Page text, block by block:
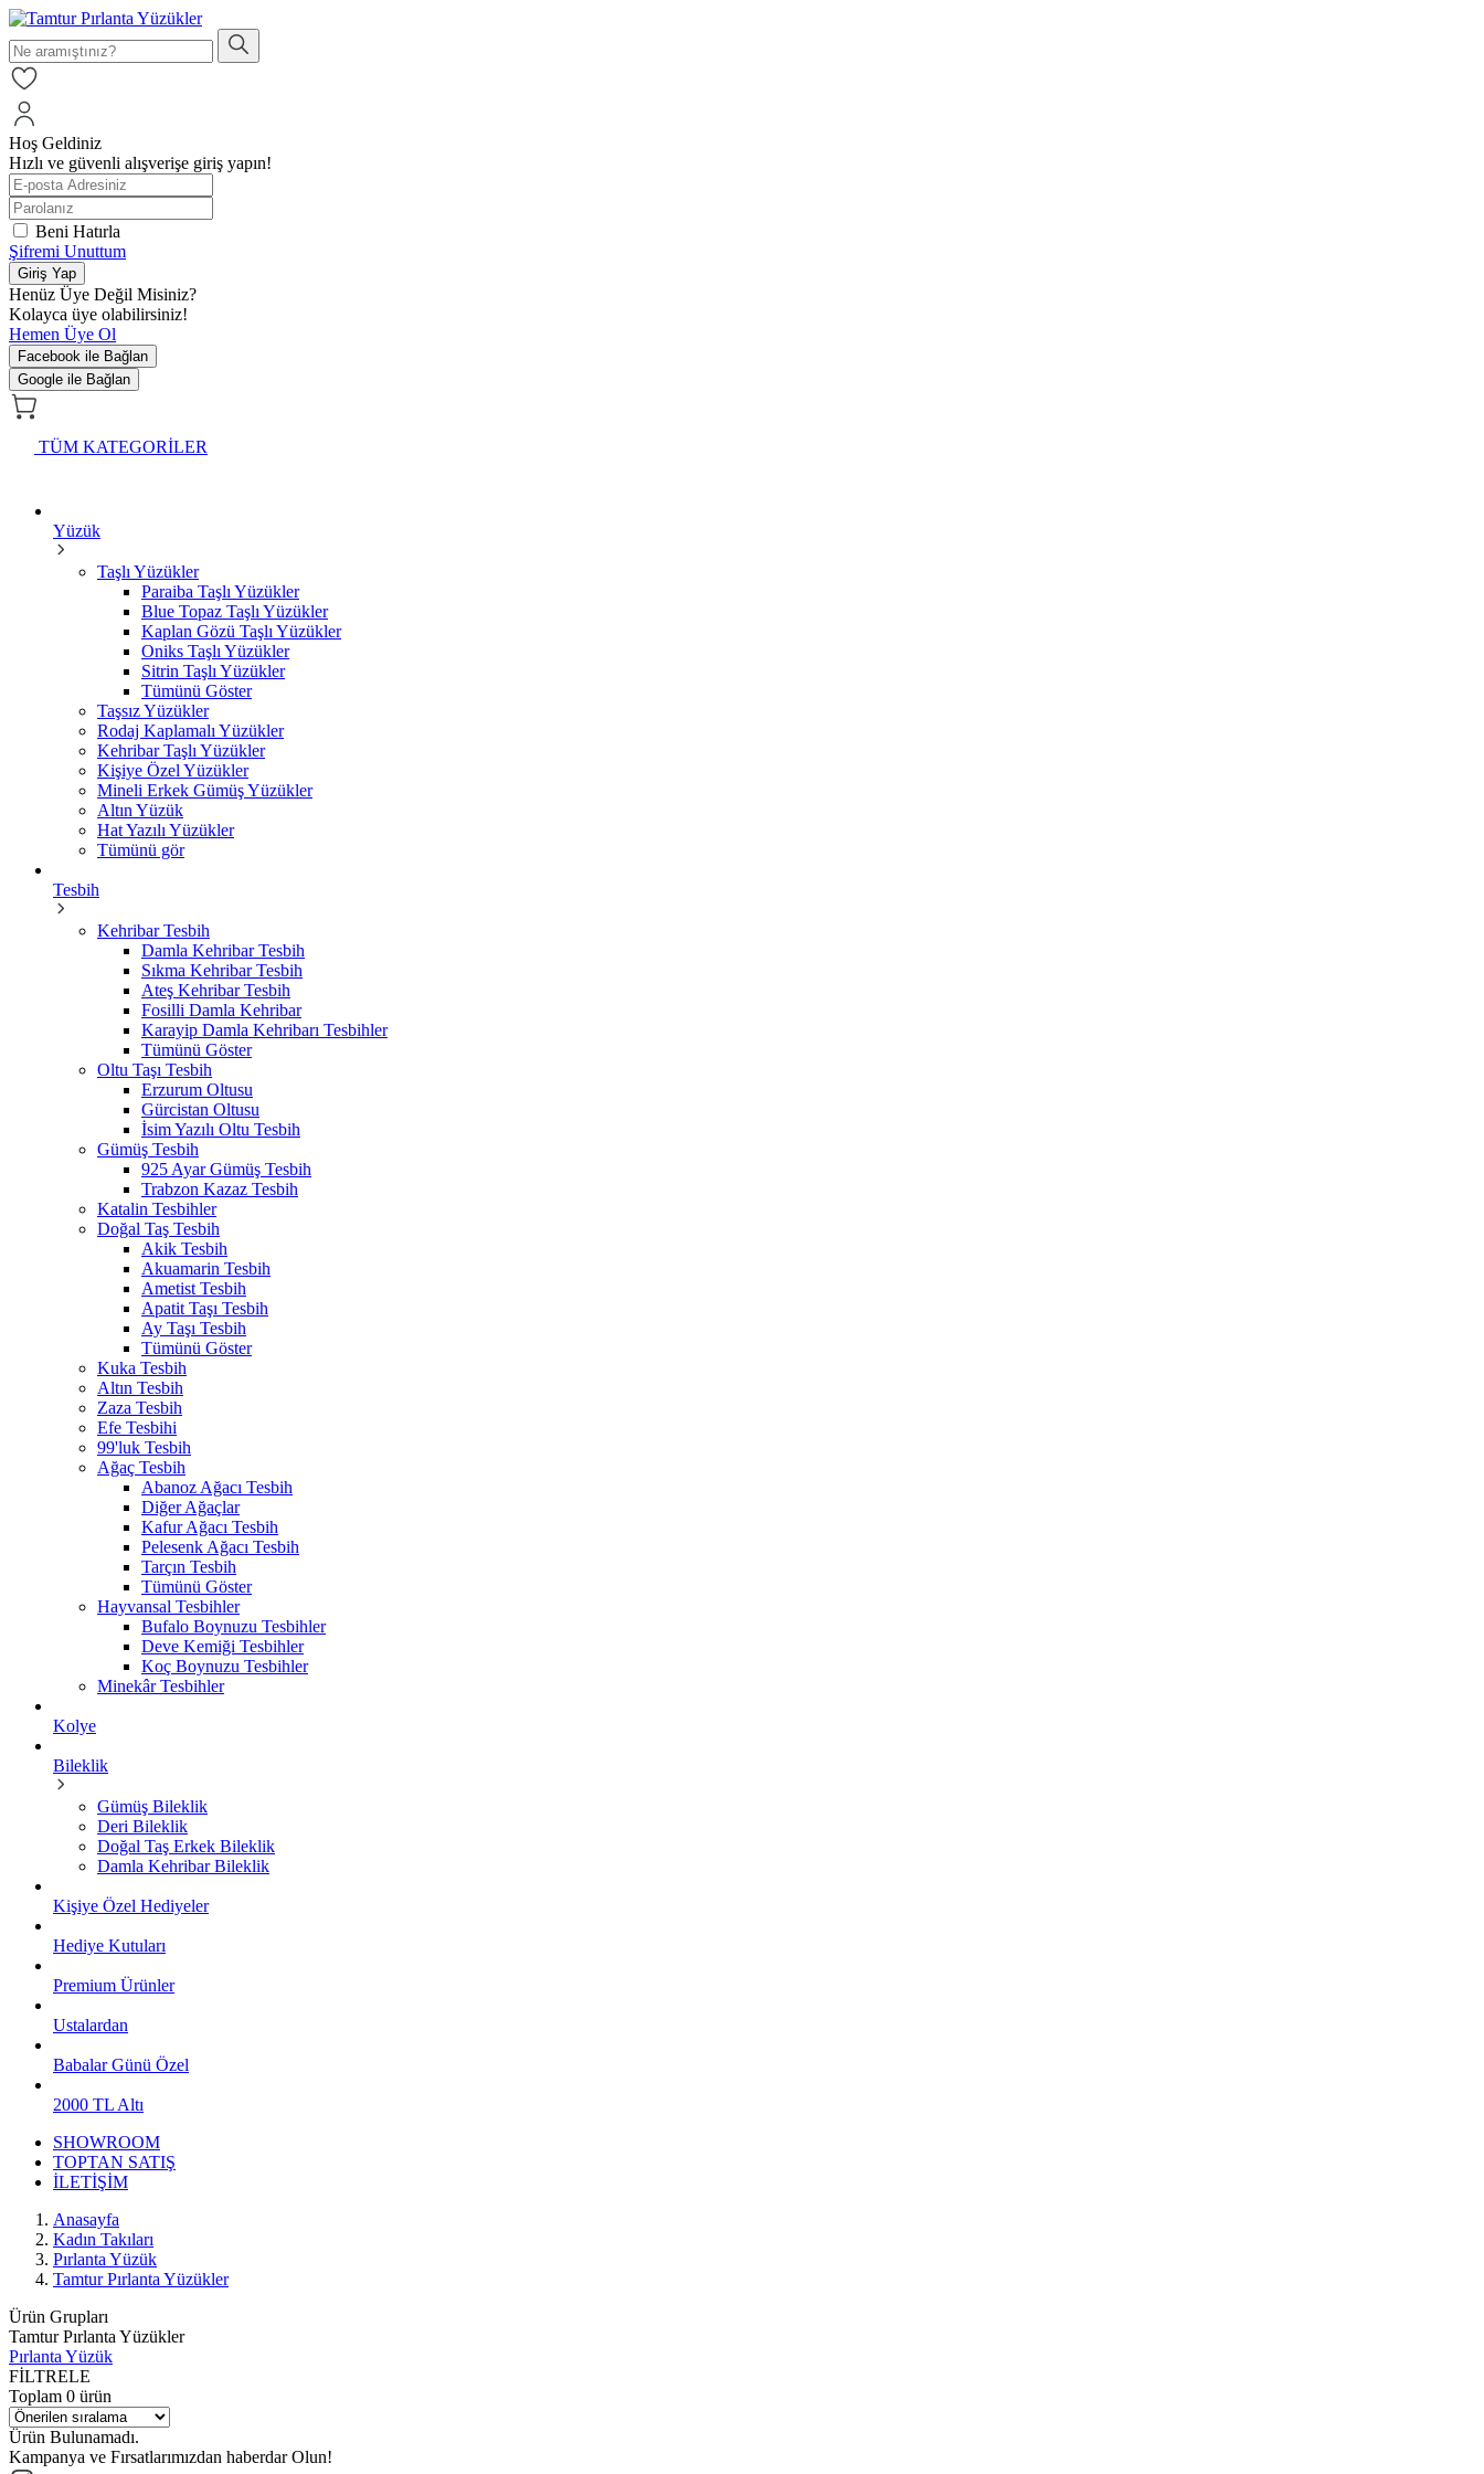
Hoş Geldiniz
Hızlı ve güvenli alışverişe giriş yapın!
Beni Hatırla
Şifremi Unuttum
Giriş Yap
Henüz Üye Değil Misiniz?
Kolayca üye olabilirsiniz!
Hemen Üye Ol
Facebook ile Bağlan
Google ile Bağlan
TÜM KATEGORİLER
Yüzük
Taşlı Yüzükler
Paraiba Taşlı Yüzükler
Blue Topaz Taşlı Yüzükler
Kaplan Gözü Taşlı Yüzükler
Oniks Taşlı Yüzükler
Sitrin Taşlı Yüzükler
Tümünü Göster
Taşsız Yüzükler
Rodaj Kaplamalı Yüzükler
Kehribar Taşlı Yüzükler
Kişiye Özel Yüzükler
Mineli Erkek Gümüş Yüzükler
Altın Yüzük
Hat Yazılı Yüzükler
Tümünü gör
Tesbih
Kehribar Tesbih
Damla Kehribar Tesbih
Sıkma Kehribar Tesbih
Ateş Kehribar Tesbih
Fosilli Damla Kehribar
Karayip Damla Kehribarı Tesbihler
Tümünü Göster
Oltu Taşı Tesbih
Erzurum Oltusu
Gürcistan Oltusu
İsim Yazılı Oltu Tesbih
Gümüş Tesbih
925 Ayar Gümüş Tesbih
Trabzon Kazaz Tesbih
Katalin Tesbihler
Doğal Taş Tesbih
Akik Tesbih
Akuamarin Tesbih
Ametist Tesbih
Apatit Taşı Tesbih
Ay Taşı Tesbih
Tümünü Göster
Kuka Tesbih
Altın Tesbih
Zaza Tesbih
Efe Tesbihi
99'luk Tesbih
Ağaç Tesbih
Abanoz Ağacı Tesbih
Diğer Ağaçlar
Kafur Ağacı Tesbih
Pelesenk Ağacı Tesbih
Tarçın Tesbih
Tümünü Göster
Hayvansal Tesbihler
Bufalo Boynuzu Tesbihler
Deve Kemiği Tesbihler
Koç Boynuzu Tesbihler
Minekâr Tesbihler
Kolye
Bileklik
Gümüş Bileklik
Deri Bileklik
Doğal Taş Erkek Bileklik
Damla Kehribar Bileklik
Kişiye Özel Hediyeler
Hediye Kutuları
Premium Ürünler
Ustalardan
Babalar Günü Özel
2000 TL Altı
SHOWROOM
TOPTAN SATIŞ
İLETİŞİM
Anasayfa
Kadın Takıları
Pırlanta Yüzük
Tamtur Pırlanta Yüzükler
Ürün Grupları
Tamtur Pırlanta Yüzükler
Pırlanta Yüzük
FİLTRELE
Toplam 0 ürün
Ürün Bulunamadı.
Kampanya ve Fırsatlarımızdan haberdar Olun!